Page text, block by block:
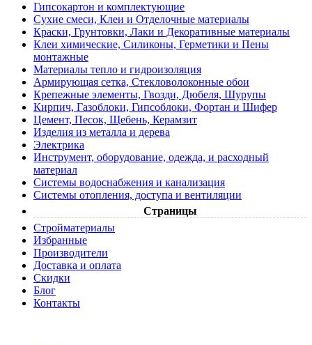
Гипсокартон и комплектующие
Сухие смеси, Клеи и Отделочные материалы
Краски, Грунтовки, Лаки и Декоративные материалы
Клеи химические, Силиконы, Герметики и Пены
монтажные
Материалы тепло и гидроизоляция
Армирующая сетка, Стекловолоконные обои
Крепежные элементы, Гвозди, Дюбеля, Шурупы
Кирпич, Газоблоки, Гипсоблоки, Фортан и Шифер
Цемент, Песок, Щебень, Керамзит
Изделия из металла и дерева
Электрика
Инструмент, оборудование, одежда, и расходный
материал
Системы водоснабжения и канализация
Системы отопления, доступа и вентиляции
Страницы
Cтройматериалы
Избранные
Производители
Доставка и оплата
Скидки
Блог
Контакты